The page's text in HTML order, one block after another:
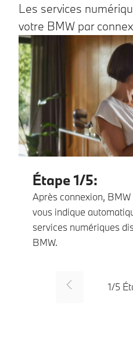
Les services
votre BMW par
Étape 1/5:
Après connexion,
vous indique
services numériques
BMW.
1/5